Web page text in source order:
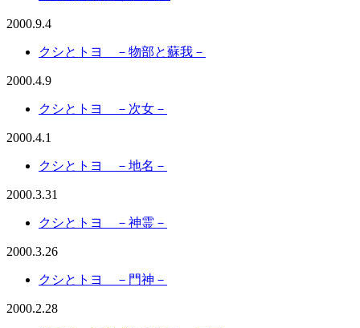
2000.9.4
クシとトヨ －物部と蘇我－
2000.4.9
クシとトヨ －次女－
2000.4.1
クシとトヨ －地名－
2000.3.31
クシとトヨ －神霊－
2000.3.26
クシとトヨ －門神－
2000.2.28